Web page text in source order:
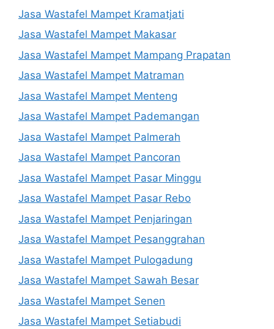
Jasa Wastafel Mampet Kramatjati
Jasa Wastafel Mampet Makasar
Jasa Wastafel Mampet Mampang Prapatan
Jasa Wastafel Mampet Matraman
Jasa Wastafel Mampet Menteng
Jasa Wastafel Mampet Pademangan
Jasa Wastafel Mampet Palmerah
Jasa Wastafel Mampet Pancoran
Jasa Wastafel Mampet Pasar Minggu
Jasa Wastafel Mampet Pasar Rebo
Jasa Wastafel Mampet Penjaringan
Jasa Wastafel Mampet Pesanggrahan
Jasa Wastafel Mampet Pulogadung
Jasa Wastafel Mampet Sawah Besar
Jasa Wastafel Mampet Senen
Jasa Wastafel Mampet Setiabudi